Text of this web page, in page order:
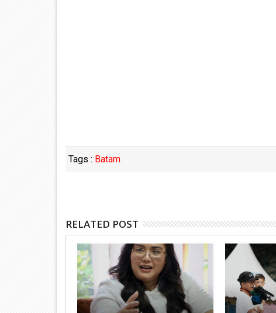
Tags : Batam
RELATED POST